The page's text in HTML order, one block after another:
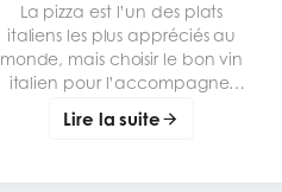
La pizza est l’un des plats
italiens les plus appréciés au
monde, mais choisir le bon vin
italien pour l’accompagner
simple en vraie expérience de
Lire la suite